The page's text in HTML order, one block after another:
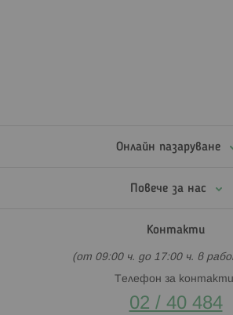
Онлайн пазаруване
Повече за нас
Контакти
(от 09:00 ч. до 17:00 ч. в
Телефон за
02 / 40 484